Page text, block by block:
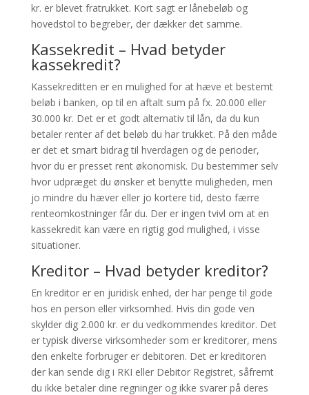
kr. er blevet fratrukket. Kort sagt er lånebeløb og
hovedstol to begreber, der dækker det samme.
Kassekredit – Hvad betyder
kassekredit?
Kassekreditten er en mulighed for at hæve et bestemt
beløb i banken, op til en aftalt sum på fx. 20.000 eller
30.000 kr. Det er et godt alternativ til lån, da du kun
betaler renter af det beløb du har trukket. På den måde
er det et smart bidrag til hverdagen og de perioder,
hvor du er presset rent økonomisk. Du bestemmer selv
hvor udpræget du ønsker et benytte muligheden, men
jo mindre du hæver eller jo kortere tid, desto færre
renteomkostninger får du. Der er ingen tvivl om at en
kassekredit kan være en rigtig god mulighed, i visse
situationer.
Kreditor – Hvad betyder kreditor?
En kreditor er en juridisk enhed, der har penge til gode
hos en person eller virksomhed. Hvis din gode ven
skylder dig 2.000 kr. er du vedkommendes kreditor. Det
er typisk diverse virksomheder som er kreditorer, mens
den enkelte forbruger er debitoren. Det er kreditoren
der kan sende dig i RKI eller Debitor Registret, såfremt
du ikke betaler dine regninger og ikke svarer på deres